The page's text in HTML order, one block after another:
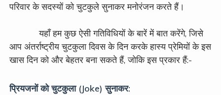
परिवार के सदस्यों को चुटकुले सुनाकर मनोरंजन करते हैं।
यहाँ हम कुछ ऐसी गतिविधियों के बारें में बात करेंगे, जिसे
आप अंतर्राष्ट्रीय चुटकुला दिवस के दिन करके हास्य प्रेमियों के इस
खास दिन को और बेहतर बना सकते हैं, जोकि इस प्रकार हैं:-
प्रियजनों को चुटकुला (Joke) सुनाकर: